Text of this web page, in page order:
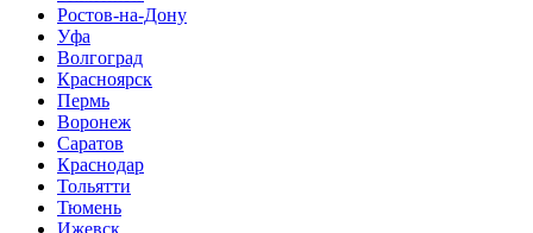
Ростов-на-Дону
Уфа
Волгоград
Красноярск
Пермь
Воронеж
Саратов
Краснодар
Тольятти
Тюмень
Ижевск